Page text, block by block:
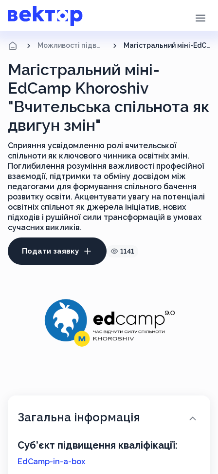
Можливості підвищення кваліфікації Магістральний міні-EdCamp Khoroshiv "Вчительська спільнота як двигун змін"
Магістральний міні-
EdCamp Khoroshiv
"Вчительська спільнота як
двигун змін"
Сприяння усвідомленню ролі вчительської
спільноти як ключового чинника освітніх змін.
Поглибилення розуміння важливості професійної
взаємодії, підтримки та обміну досвідом між
педагогами для формування спільного бачення
розвитку освіти. Акцентувати увагу на потенціалі
освітніх спільнот як джерела ініціатив, нових
підходів і рушійної сили трансформацій в умовах
сучасних викликів.
Подати заявку 1141
Загальна інформація
Суб’єкт підвищення кваліфікації:
EdCamp-in-a-box